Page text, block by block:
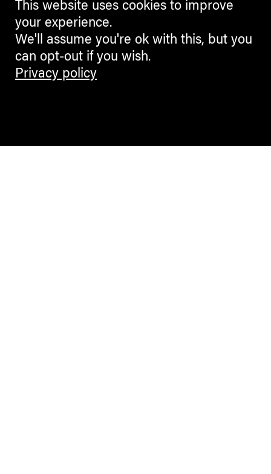
This website uses cookies to improve
your experience.
We'll assume you're ok with this, but you
can opt-out if you wish.
Privacy policy